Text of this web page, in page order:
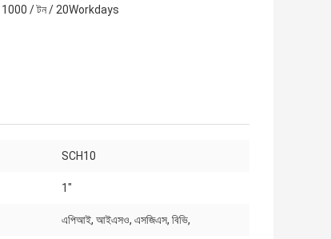
1000 / টন / 20Workdays
SCH10
1"
এপিআই, আইএসও, এসজিএস, বিভি,